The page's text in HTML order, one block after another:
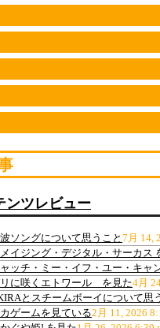
ンツレビュー
ソングについて思うこと 7月 14,
イジング・デジタル・サーカス
ッチ・ミー・イフ・ユー・キャ
に咲くエトワール を見た4月
とスチームボーイについて思
ゲームを見ている2月 11, 2026